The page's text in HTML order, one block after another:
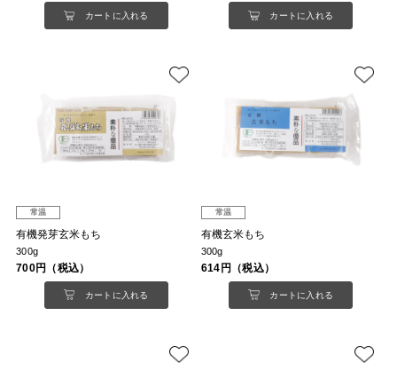
カートに入れる カートに入れる
常温
有機発芽玄米もち
300g
700円（税込）
カートに入れる
常温
有機玄米もち
300g
614円（税込）
カートに入れる